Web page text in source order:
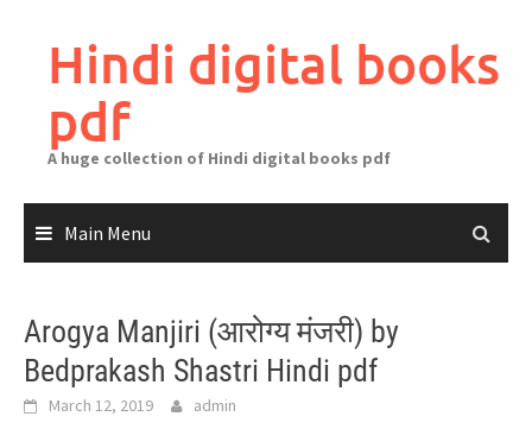
contentHindi digital books
pdf
A huge collection of Hindi digital books pdf
Main Menu
Arogya Manjiri (आरोग्य मंजरी) by
Bedprakash Shastri Hindi pdf
March 12, 2019 admin